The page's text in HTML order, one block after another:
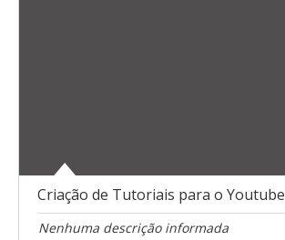
Criação de Tutoriais para o Youtube
Nenhuma descrição informada